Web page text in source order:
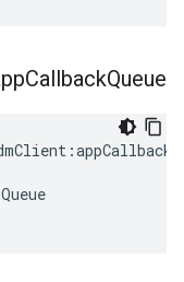
CallbackQueue: